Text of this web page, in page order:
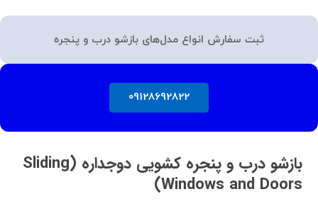
ثبت سفارش انواع مدل‌های بازشو درب و پنجره
09128692822
بازشو درب و پنجره کشویی دوجداره (Sliding
Windows and Doors)